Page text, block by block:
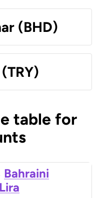
(BHD)
table for
Bahraini